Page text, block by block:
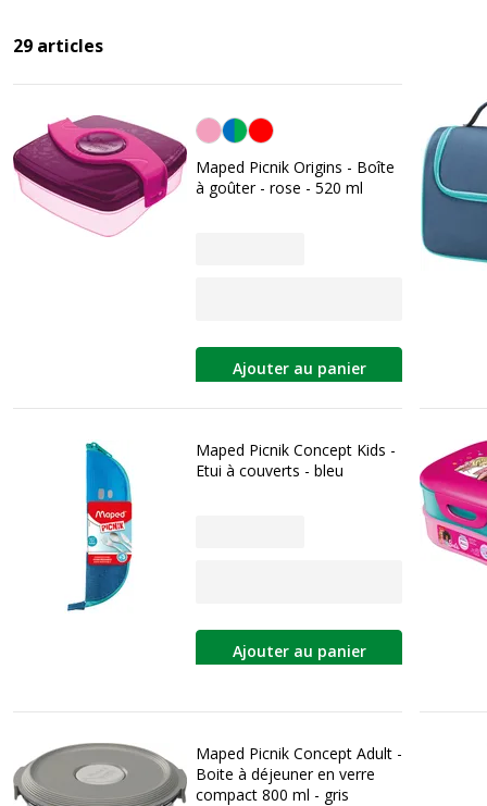
29 articles
Rose
Maped Picnik Origins - Boîte
à goûter - rose - 520 ml
Ajouter au panier
Maped Picnik Concept Kids -
Etui à couverts - bleu
Ajouter au panier
Maped Picnik Concept Adult -
Boite à déjeuner en verre
compact 800 ml - gris